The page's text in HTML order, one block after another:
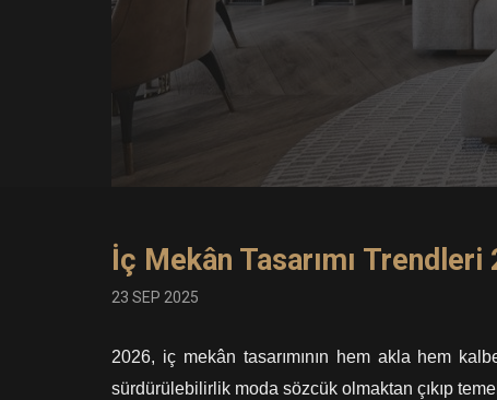
İç Mekân Tasarımı Trendleri
23 SEP 2025
2026, iç mekân tasarımının hem akla hem
sürdürülebilirlik moda sözcük olmaktan çıkıp